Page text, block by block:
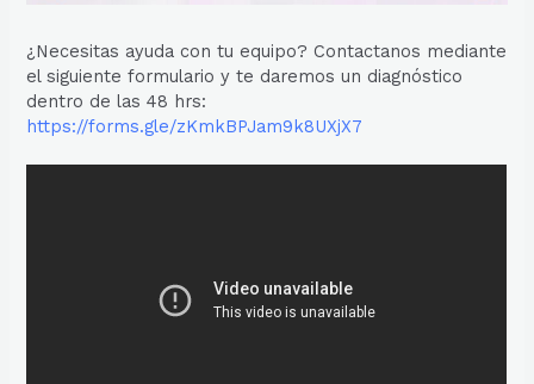
¿Necesitas ayuda con tu equipo? Contactanos mediante
el siguiente formulario y te daremos un diagnóstico
dentro de las 48 hrs:
https://forms.gle/zKmkBPJam9k8UXjX7